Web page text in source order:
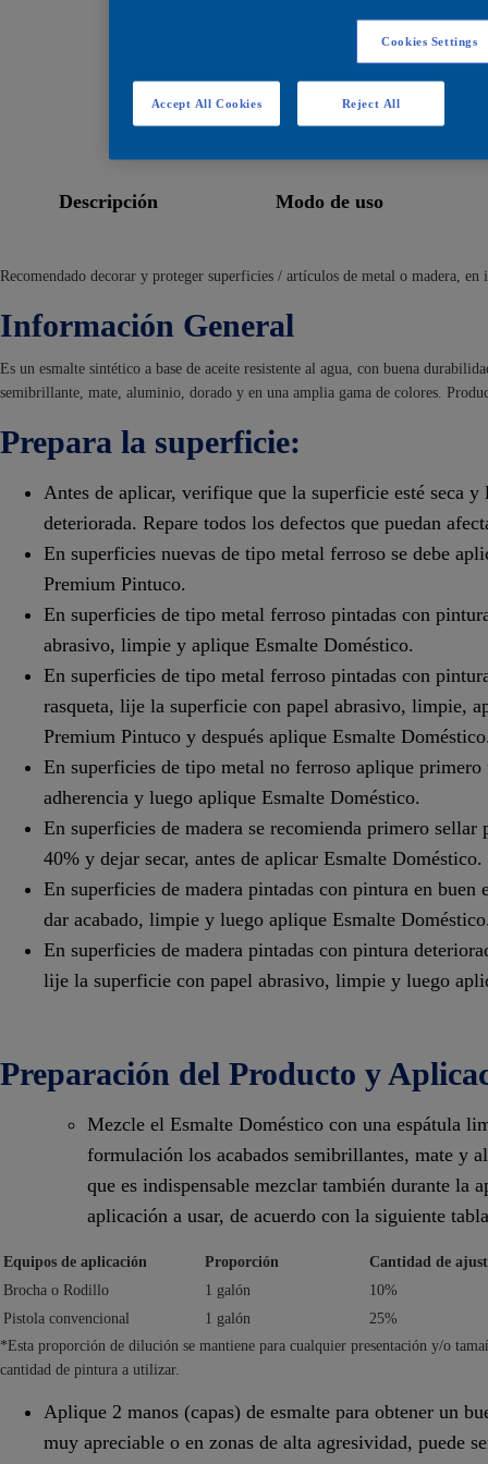
descargar ficha
descripción modo de uso
Recomendado decorar y proteger superficies / artículos de metal o madera,
Información General
Es un esmalte sintético a base de aceite resistente al agua, con buena
semibrillante, mate, aluminio, dorado y en una amplia gama de colores.
Prepara la superficie:
Antes de aplicar, verifique que la superficie esté seca
deteriorada. Repare todos los defectos que puedan
En superficies nuevas de tipo metal ferroso se debe
Premium Pintuco.
En superficies de tipo metal ferroso pintadas con
abrasivo, limpie y aplique Esmalte Doméstico.
En superficies de tipo metal ferroso pintadas con
rasqueta, lije la superficie con papel abrasivo, limpie,
Premium Pintuco y después aplique Esmalte
En superficies de tipo metal no ferroso aplique
adherencia y luego aplique Esmalte Doméstico.
En superficies de madera se recomienda primero
40% y dejar secar, antes de aplicar Esmalte Doméstico.
En superficies de madera pintadas con pintura en
dar acabado, limpie y luego aplique Esmalte
En superficies de madera pintadas con pintura
lije la superficie con papel abrasivo, limpie y luego
Preparación del Producto y
Mezcle el Esmalte Doméstico con una espátula
formulación los acabados semibrillantes, mate y
que es indispensable mezclar también durante
aplicación a usar, de acuerdo con la siguiente
Equipos de aplicación Proporción
Cantidad de
Brocha o Rodillo
1 galón
10%
Pistola convencional
1 galón
25%
*Esta proporción de dilución se mantiene para cualquier presentación y/o
cantidad de pintura a utilizar.
Aplique 2 manos (capas) de esmalte para obtener un
muy apreciable o en zonas de alta agresividad, puede
Cookies Settings
Reject All
Accept All Cookies